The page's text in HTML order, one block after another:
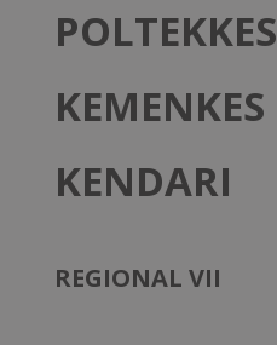
POLTEKKES
KEMENKES
KENDARI
REGIONAL VII